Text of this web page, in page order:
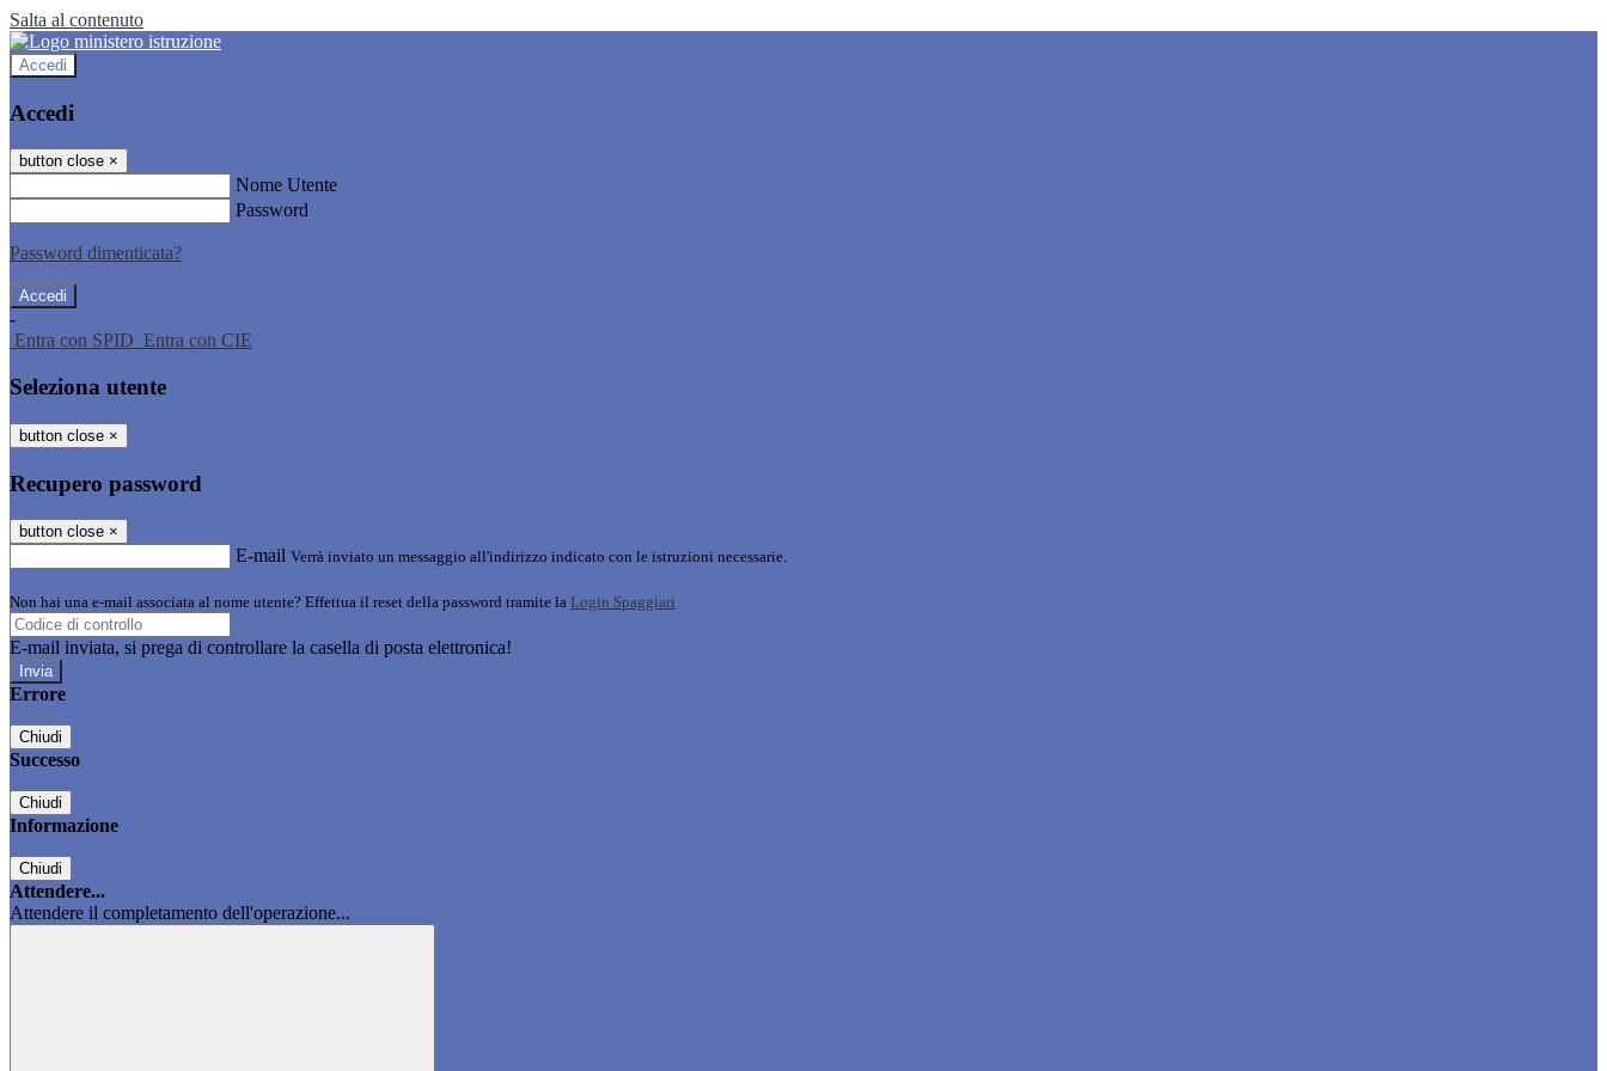
Salta al contenuto
Accedi
Accedi
button close ×
Nome Utente
Password
Password dimenticata?
-
Entra con SPID Entra con CIE
Seleziona utente
button close ×
Recupero password
button close ×
E-mail Verrà inviato un messaggio all'indirizzo indicato con le istruzioni necessarie.
Non hai una e-mail associata al nome utente? Effettua il reset della password tramite la Login Spaggiari
E-mail inviata, si prega di controllare la casella di posta elettronica!
Errore
Chiudi
Successo
Chiudi
Informazione
Chiudi
Attendere...
Attendere il completamento dell'operazione...